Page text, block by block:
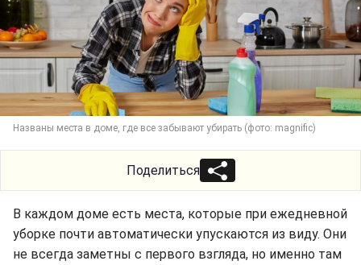
Названы места в доме, где все забывают убирать (фото: magnific)
Поделиться
В каждом доме есть места, которые при ежедневной
уборке почти автоматически упускаются из виду. Они
не всегда заметны с первого взгляда, но именно там